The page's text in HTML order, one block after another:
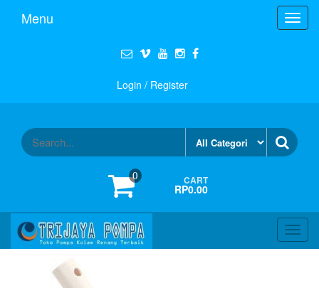
Menu
Login / Register
0 CART
RP0.00